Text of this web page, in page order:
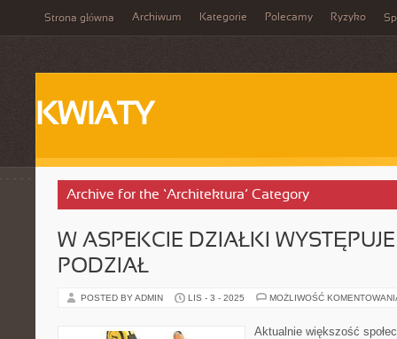
Strona główna Archiwum Kategorie Polecamy Ryzyko
KWIATY
Archive for the ‘Architektura’ Category
W ASPEKCIE DZIAŁKI
PODZIAŁ
POSTED BY ADMIN LIS - 3 - 2025 MOŻLIWOŚĆ
Aktualnie większość